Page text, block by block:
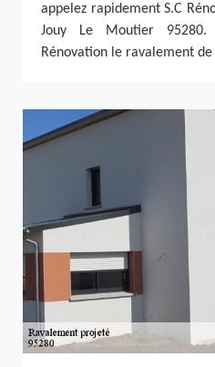
appelez rapidement S.C
Jouy Le Moutier 95280.
Rénovation le ravalement